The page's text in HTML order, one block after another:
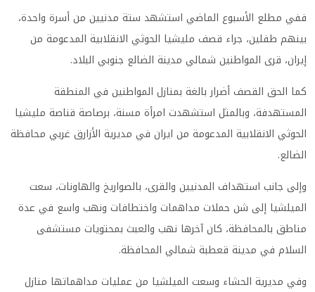
ففي مطلع الأسبوع الماضي استشهد ستة مدنيين من أسرة واحدة،
بينهم طفلين، جراء قصف مليشيا الحوثي الانقلابية المدعومة من
إيران، قرى المواطنين شمالي مدينة الضالع جنوبي البلاد.
كما الحق القصف أضرار بالغة بمنازل المواطنين في المنطقة
المستهدفة، وبالمثل استشهدت امرأة مسنة، برصاصة قناصة مليشيا
الحوثي الانقلابية المدعومة من ايران في مديرية الأزارق غربي محافظة
الضالع.
وإلى جانب استهداف المدنيين والقرى، بالصواريخ والهاونات، سعت
الميلشيا إلى شن حملات مداهمات واختطافات ونهب واسع في عدة
مناطق بالمحافظة، كان آخرها نهب والعبث بمحتويات مستشفى
السلام في مدينة قعطبة شمالي المحافظة.
وفي مديرية الحشاء وسعت الميلشيا من عمليات مداهماتها منازل